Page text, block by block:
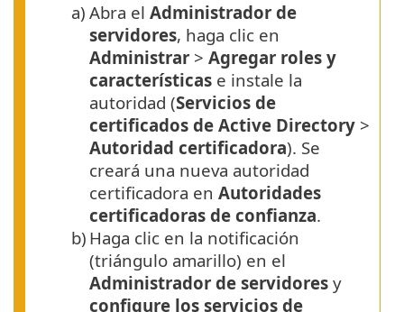
a) Abra el Administrador de
servidores, haga clic en
Administrar > Agregar roles y
características e instale la
autoridad (Servicios de
certificados de Active Directory >
Autoridad certificadora). Se
creará una nueva autoridad
certificadora en Autoridades
certificadoras de confianza.
b) Haga clic en la notificación
(triángulo amarillo) en el
Administrador de servidores y
configure los servicios de